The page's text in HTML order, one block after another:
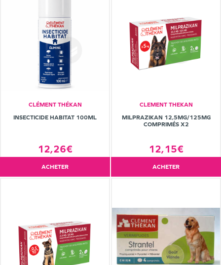
CLÉMENT THÉKAN
INSECTICIDE HABITAT 100ML
12,26€
ACHETER
CLEMENT THEKAN
MILPRAZIKAN 12,5MG/125MG
COMPRIMÉS X2
12,15€
ACHETER